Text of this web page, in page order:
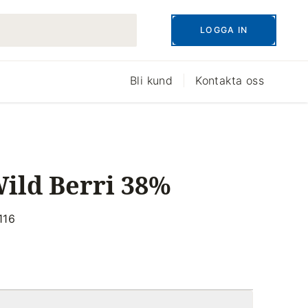
LOGGA IN
Bli kund Kontakta oss
Berri 38%